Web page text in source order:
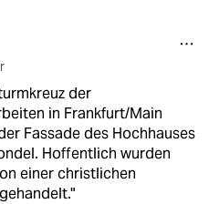
der
in Frankfurt/Main
Fassade des Hochhauses
Hoffentlich wurden
einer christlichen